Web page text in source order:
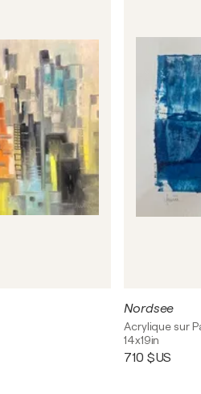
Nordsee
Acrylique sur
14x19in
710 $US